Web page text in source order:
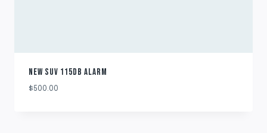
NEW SUV 115DB ALARM
$500.00